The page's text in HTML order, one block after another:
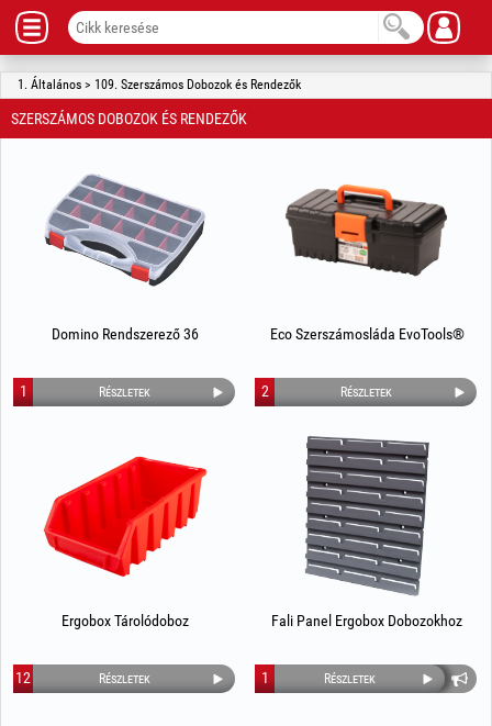
1. Általános > 109. Szerszámos Dobozok és Rendezők
SZERSZÁMOS DOBOZOK ÉS RENDEZŐK
Domino Rendszerező 36
Részletek
1
Eco Szerszámosláda EvoTools®
Részletek
2
Ergobox Tárolódoboz
Részletek
12
Fali Panel Ergobox Dobozokhoz
Részletek
1